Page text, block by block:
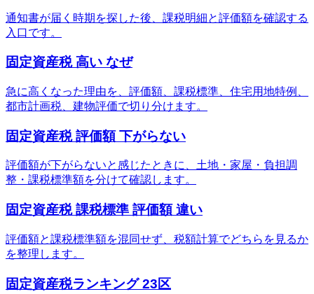
通知書が届く時期を探した後、課税明細と評価額を確認する
入口です。
固定資産税 高い なぜ
急に高くなった理由を、評価額、課税標準、住宅用地特例、
都市計画税、建物評価で切り分けます。
固定資産税 評価額 下がらない
評価額が下がらないと感じたときに、土地・家屋・負担調
整・課税標準額を分けて確認します。
固定資産税 課税標準 評価額 違い
評価額と課税標準額を混同せず、税額計算でどちらを見るか
を整理します。
固定資産税ランキング 23区